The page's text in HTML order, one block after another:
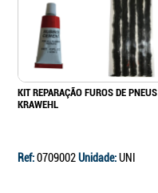
KIT REPARAÇÃO FUROS DE PNEUS
KRAWEHL
Ref:0709002Unidade:UNI